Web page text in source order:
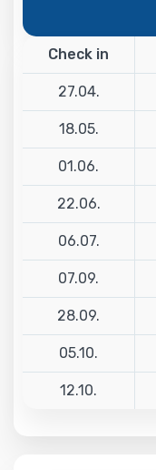
Check in
27.04.
18.05.
01.06.
22.06.
06.07.
07.09.
28.09.
05.10.
12.10.